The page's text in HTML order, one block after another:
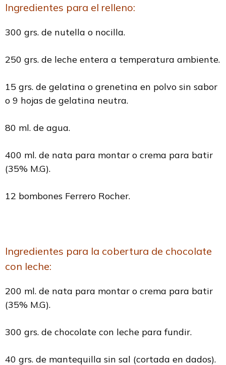
Ingredientes para el relleno:
300 grs. de nutella o nocilla.
250 grs. de leche entera a temperatura ambiente.
15 grs. de gelatina o grenetina en polvo sin sabor
o 9 hojas de gelatina neutra.
80 ml. de agua.
400 ml. de nata para montar o crema para batir
(35% M.G).
12 bombones Ferrero Rocher.
Ingredientes para la cobertura de chocolate
con leche:
200 ml. de nata para montar o crema para batir
(35% M.G).
300 grs. de chocolate con leche para fundir.
40 grs. de mantequilla sin sal (cortada en dados).